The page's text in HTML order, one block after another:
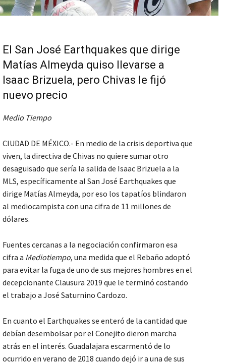
El San José Earthquakes que dirige
Matías Almeyda quiso llevarse a
Isaac Brizuela, pero Chivas le fijó
nuevo precio
Medio Tiempo
CIUDAD DE MÉXICO.- En medio de la crisis deportiva que
viven, la directiva de Chivas no quiere sumar otro
desaguisado que sería la salida de Isaac Brizuela a la
MLS, específicamente al San José Earthquakes que
dirige Matías Almeyda, por eso los tapatíos blindaron
al mediocampista con una cifra de 11 millones de
dólares.
Fuentes cercanas a la negociación confirmaron esa
cifra a Mediotiempo, una medida que el Rebaño adoptó
para evitar la fuga de uno de sus mejores hombres en el
decepcionante Clausura 2019 que le terminó costando
el trabajo a José Saturnino Cardozo.
En cuanto el Earthquakes se enteró de la cantidad que
debían desembolsar por el Conejito dieron marcha
atrás en el interés. Guadalajara escarmentó de lo
ocurrido en verano de 2018 cuando dejó ir a una de sus